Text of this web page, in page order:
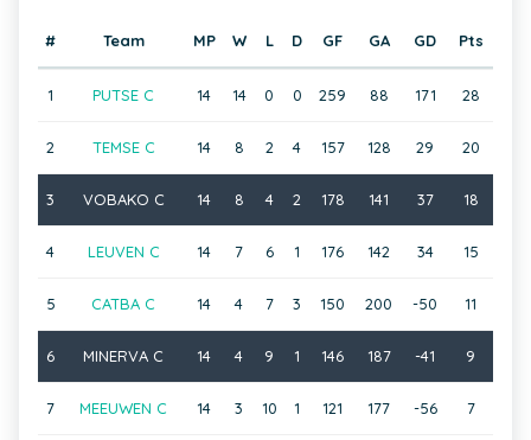
# Team MP W L D GF GA GD Pts
1 PUTSE C 14 14 0 0 259 88 171 28
2 TEMSE C 14 8 2 4 157 128 29 20
3 VOBAKO C 14 8 4 2 178 141 37 18
4 LEUVEN C 14 7 6 1 176 142 34 15
5 CATBA C 14 4 7 3 150 200 -50 11
6 MINERVA C 14 4 9 1 146 187 -41 9
7 MEEUWEN C 14 3 10 1 121 177 -56 7